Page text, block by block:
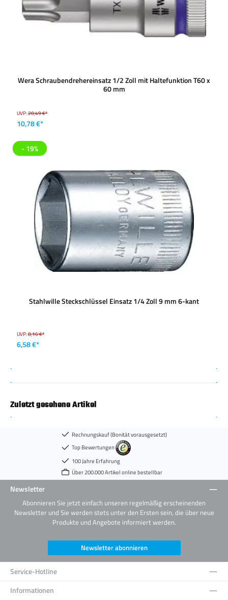
Wera Schraubendrehereinsatz 1/2 Zoll mit Haltefunktion T60 x
60 mm
UVP:20,49 €*
10,78 €*
- 19%
Stahlwille Steckschlüssel Einsatz 1/4 Zoll 9 mm 6-kant
UVP:8,16 €*
6,58 €*
Zuletzt gesehene Artikel
Rechnungskauf (Bonität vorausgesetzt)
Top Bewertungen
100 Jahre Erfahrung
Über 200.000 Artikel online bestellbar
Newsletter
Abonnieren Sie jetzt einfach unseren regelmäßig erscheinenden
Newsletter und Sie werden stets unter den Ersten sein, die über neue
Produkte und Angebote informiert werden.
Newsletter abonnieren
Service-Hotline
Informationen